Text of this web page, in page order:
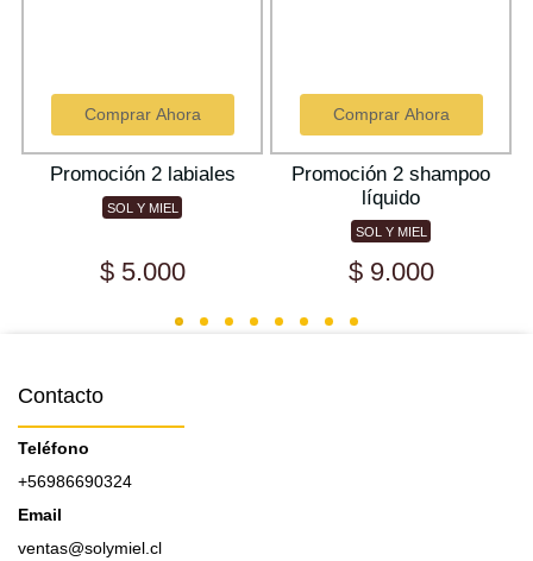
Comprar Ahora
Promoción 2 labiales
SOL Y MIEL
$ 5.000
Comprar Ahora
Promoción 2 shampoo
líquido
SOL Y MIEL
$ 9.000
Contacto
Teléfono
+56986690324
Email
ventas@solymiel.cl